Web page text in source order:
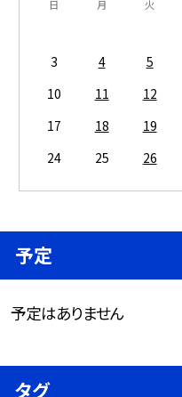
日 月 火
3
4 5
10
11 12
17
18 19
24
25 26
予定
予定はありません
タグ